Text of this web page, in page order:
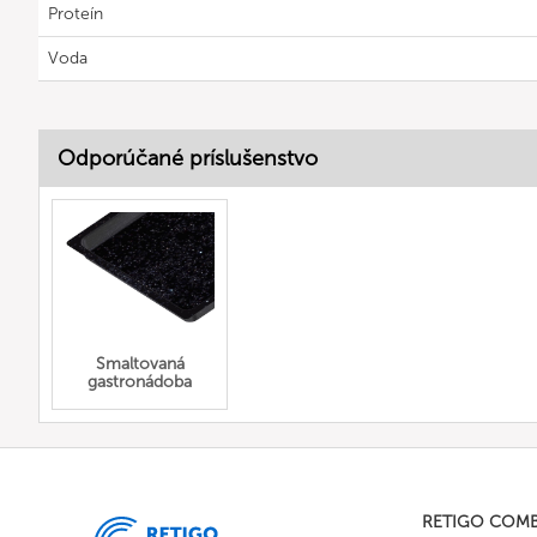
Proteín
Voda
Odporúčané príslušenstvo
Smaltovaná
gastronádoba
RETIGO